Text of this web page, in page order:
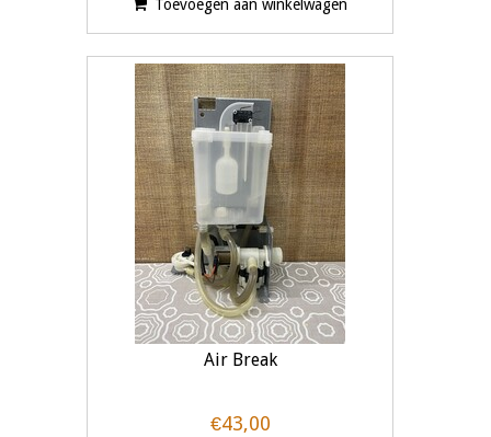
Toevoegen aan winkelwagen
Air Break
€43,00